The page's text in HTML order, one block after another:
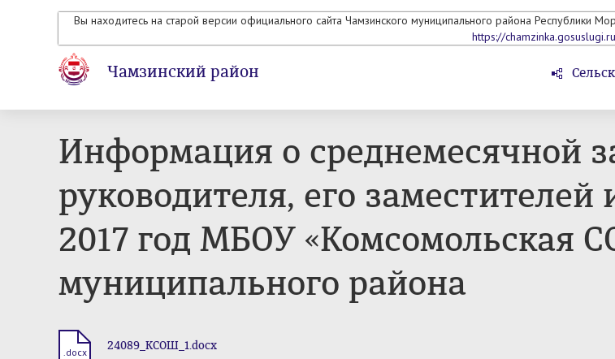
Вы находитесь на старой версии официального сайта Чамзинского муниципального района Республики
https://
Чамзинский район
Информация о среднемесячной
руководителя, его заместителей
2017 год МБОУ «Комсомольская
муниципального района
.docx 24089_КСОШ_1.docx